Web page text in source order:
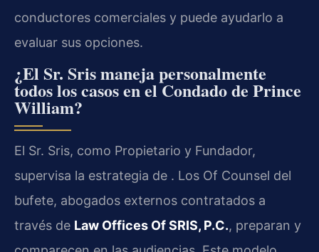
conductores comerciales y puede ayudarlo a
evaluar sus opciones.
¿El Sr. Sris maneja personalmente
todos los casos en el Condado de Prince
William?
El Sr. Sris, como Propietario y Fundador,
supervisa la estrategia de . Los Of Counsel del
bufete, abogados externos contratados a
través de Law Offices Of SRIS, P.C., preparan y